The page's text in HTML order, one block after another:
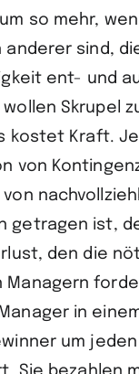
so mehr,
anderer sind,
ent- und
wollen Skrupel
kostet Kraft.
von
getragen ist,
den die
Managern
in
um jeden